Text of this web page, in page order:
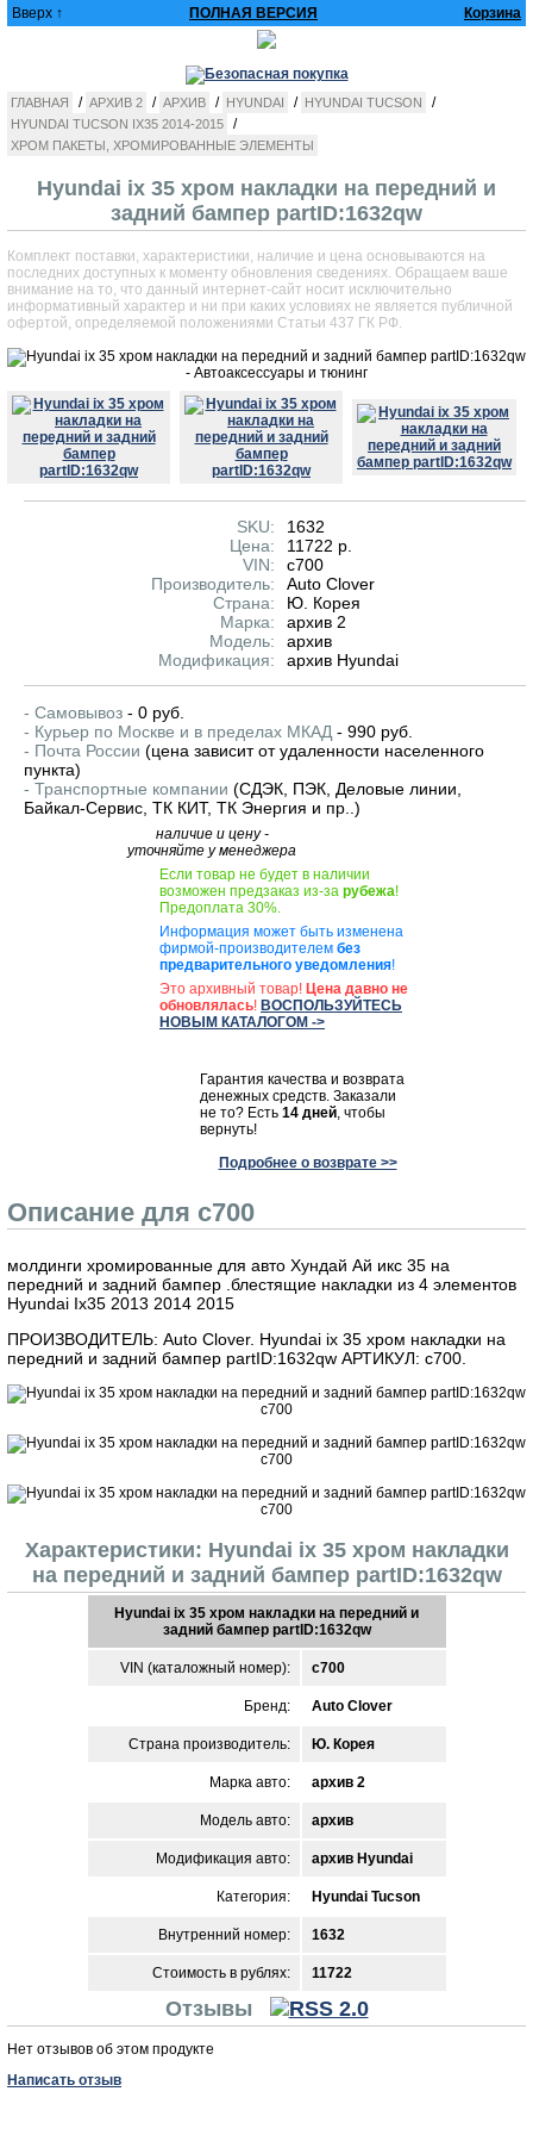
Вверх ↑ ПОЛНАЯ ВЕРСИЯ Корзина
ГЛАВНАЯ / АРХИВ 2 / АРХИВ / HYUNDAI / HYUNDAI TUCSON /
HYUNDAI TUCSON IX35 2014-2015 /
ХРОМ ПАКЕТЫ, ХРОМИРОВАННЫЕ ЭЛЕМЕНТЫ
Hyundai ix 35 хром накладки на передний и
задний бампер partID:1632qw
Комплект поставки, характеристики, наличие и цена основываются на
последних доступных к моменту обновления сведениях. Обращаем ваше
внимание на то, что данный интернет-сайт носит исключительно
информативный характер и ни при каких условиях не является публичной
офертой, определяемой положениями Статьи 437 ГК РФ.
SKU:
1632
Цена:
11722 р.
VIN:
c700
Производитель:
Auto Clover
Страна:
Ю. Корея
Марка:
архив 2
Модель:
архив
Модификация:
архив Hyundai
- Самовывоз - 0 руб.
- Курьер по Москве и в пределах МКАД - 990 руб.
- Почта России (цена зависит от удаленности населенного
пункта)
- Транспортные компании (СДЭК, ПЭК, Деловые линии,
Байкал-Сервис, ТК КИТ, ТК Энергия и пр..)
наличие и цену -
уточняйте у менеджера
Если товар не будет в наличии
возможен предзаказ из-за рубежа!
Предоплата 30%.
Информация может быть изменена
фирмой-производителем без
предварительного уведомления!
Это архивный товар! Цена давно не
обновлялась! ВОСПОЛЬЗУЙТЕСЬ
НОВЫМ КАТАЛОГОМ ->
Гарантия качества и возврата
денежных средств. Заказали
не то? Есть 14 дней, чтобы
вернуть!
Подробнее о возврате >>
Описание для c700
молдинги хромированные для авто Хундай Ай икс 35 на
передний и задний бампер .блестящие накладки из 4 элементов
Hyundai Ix35 2013 2014 2015
ПРОИЗВОДИТЕЛЬ: Auto Clover. Hyundai ix 35 хром накладки на
передний и задний бампер partID:1632qw АРТИКУЛ: c700.
Характеристики: Hyundai ix 35 хром накладки
на передний и задний бампер partID:1632qw
Hyundai ix 35 хром накладки на передний и
задний бампер partID:1632qw
VIN (каталожный номер): c700
Бренд: Auto Clover
Страна производитель: Ю. Корея
Марка авто: архив 2
Модель авто: архив
Модификация авто: архив Hyundai
Категория: Hyundai Tucson
Внутренний номер: 1632
Стоимость в рублях: 11722
Отзывы
Нет отзывов об этом продукте
Написать отзыв